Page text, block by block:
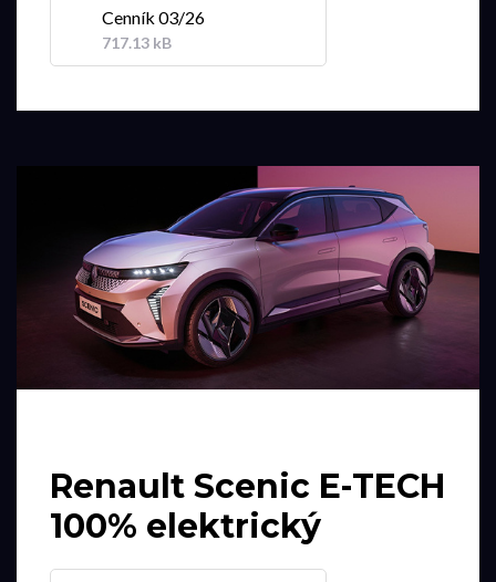
Cenník 03/26
717.13 kB
Renault Scenic E-TECH
100% elektrický